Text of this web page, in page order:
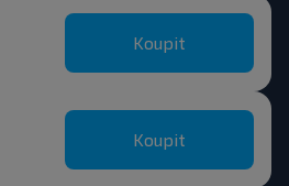
Koupit
Koupit